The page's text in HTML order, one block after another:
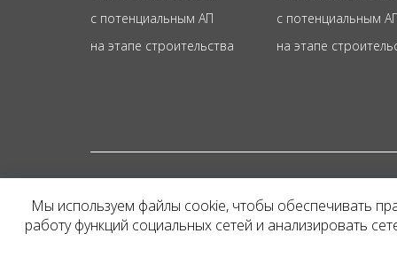
с потенциальным АП
на этапе строительства
с потенциальным
на этапе
Представленная на
и не является
Мы используем файлы cookie, чтобы обеспечивать
работу функций социальных сетей и анализировать